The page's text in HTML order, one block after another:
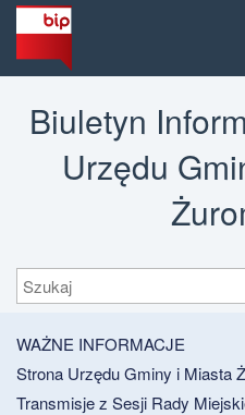
Biuletyn
Urzędu
Szukaj
WAŻNE INFORMACJE
Strona Urzędu Gminy i Miasta
Transmisje z Sesji Rady